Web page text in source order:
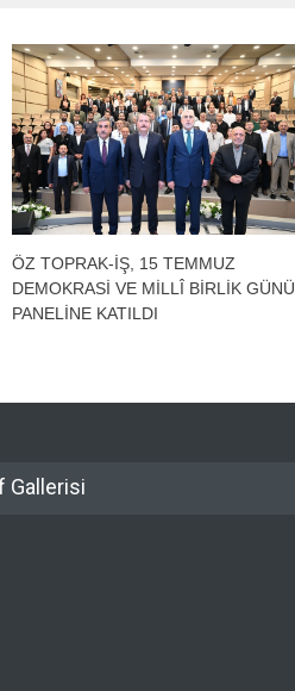
ÖZ TOPRAK-İŞ, 15 TEMMUZ
DEMOKRASİ VE MİLLÎ BİRLİK GÜNÜ
PANELİNE KATILDI
Gallerisi